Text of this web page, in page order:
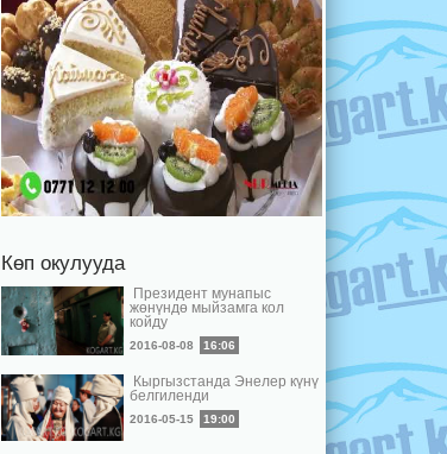
Көп окулууда
Президент мунапыс
жөнүндө мыйзамга кол
койду
2016-08-08 16:06
Кыргызстанда Энелер күнү
белгиленди
2016-05-15 19:00